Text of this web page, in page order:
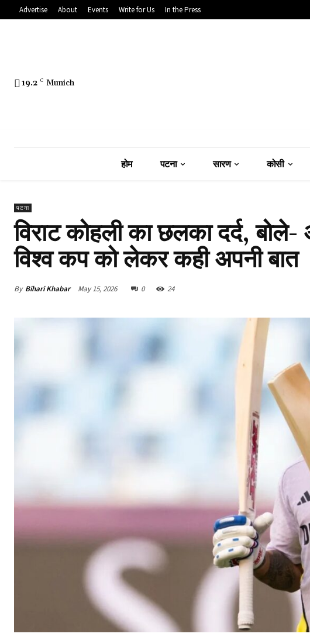
Advertise About Events Write for Us In the Press
19.2 C Munich
होम पटना सारण कोसी
पटना
विराट कोहली का छलका दर्द,
विश्व कप को लेकर कही अपनी बात
By Bihari Khabar May 15, 2026 0 24